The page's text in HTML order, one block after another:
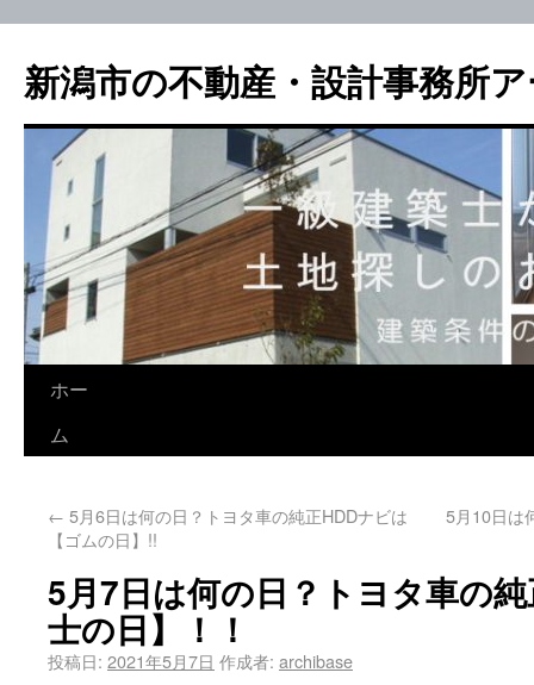
新潟市の不動産・設計事務所
ホー
ム
← 5月6日は何の日？トヨタ車の純正HDDナビは
【ゴムの日】!!
5月10日は
5月7日は何の日？トヨタ車の
士の日】！！
投稿日: 2021年5月7日 作成者: archibase